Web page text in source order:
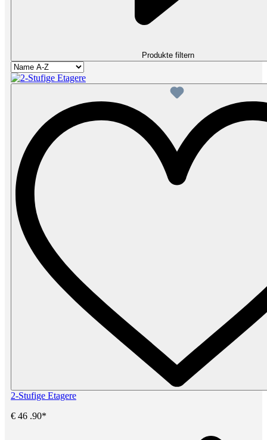
Produkte filtern
2-Stufige Etagere
€ 46 .90*